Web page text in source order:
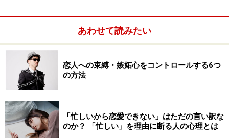
あわせて読みたい
恋人への束縛・嫉妬心をコントロールする6つ
の方法
「忙しいから恋愛できない」はただの言い訳な
のか？ 「忙しい」を理由に断る人の心理とは